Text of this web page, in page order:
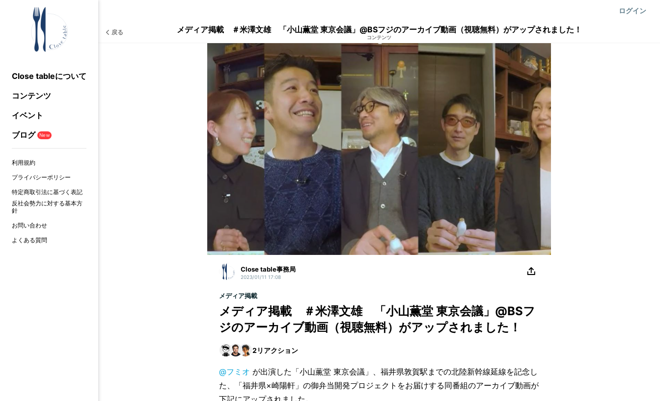
ログイン
Close tableについて
コンテンツ
イベント
ブログ
New
利用規約
プライバシーポリシー
特定商取引法に基づく表記
反社会勢力に対する基本方
針
お問い合わせ
よくある質問
戻る メディア掲載 ＃米澤文雄 「小山薫堂 東京会議」@BSフジのアーカイブ動画（視聴無料）がアップされました！
コンテンツ
Close table事務局
2023/01/11 17:08
メディア掲載
メディア掲載 ＃米澤文雄 「小山薫堂 東京会議」@BSフ
ジのアーカイブ動画（視聴無料）がアップされました！
2 リアクション
@フミオ が出演した「小山薫堂 東京会議」、福井県敦賀駅までの北陸新幹線延線を記念し
た、「福井県×崎陽軒」の御弁当開発プロジェクトをお届けする同番組のアーカイブ動画が
下記にアップされました。